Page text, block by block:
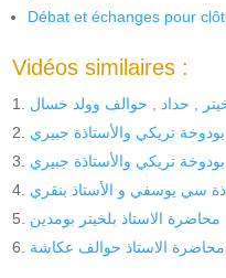
Débat et échanges pour
Vidéos similaires :
تريكي والأستاذة جبيري
تريكي والأستاذة جبيري
سي يوسفي و الأستاذ بنقري
محاضرة الاستاذ بلخيتر بومدين
محاضرة الاستاذ حوالف عكاشة